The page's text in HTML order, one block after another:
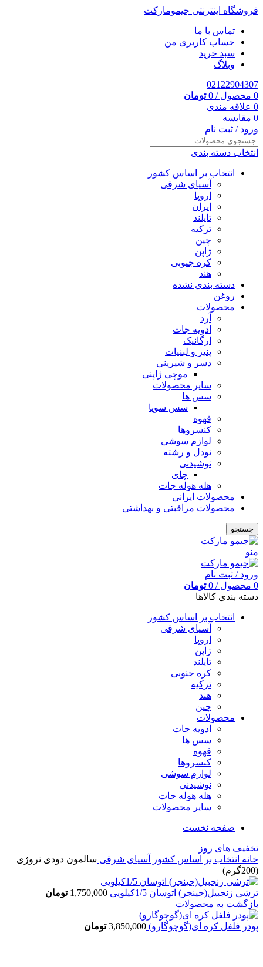
فروشگاه اینترنتی جیمومارکت
تماس با ما
حساب کاربری من
سبد خرید
وبلاگ
02122904307
0 محصول /
0 تومان
0 علاقه مندی
0 مقایسه
ورود / ثبت نام
انتخاب دسته بندی
انتخاب بر اساس کشور
آسیای شرقی
اروپا
ایران
تایلند
ترکیه
چین
ژاپن
کره جنوبی
هند
دسته بندی نشده
روغن
محصولات
آرد
ادویه جات
ارگانیک
پنیر و لبنیات
دسر و شیرینی
موچی ژاپنی
سایر محصولات
سس ها
سس سویا
قهوه
کنسروها
لوازم سوشی
نودل و رشته
نوشیدنی
چای
هله هوله جات
محصولات ایرانی
محصولات مراقبتی و بهداشتی
جستجو
منو
ورود / ثبت نام
0 محصول /
0 تومان
دسته بندی کالاها
انتخاب بر اساس کشور
آسیای شرقی
اروپا
ژاپن
تایلند
کره جنوبی
ترکیه
هند
چین
محصولات
ادویه جات
سس ها
قهوه
کنسروها
لوازم سوشی
نوشیدنی
هله هوله جات
سایر محصولات
صفحه نخست
تخفیف های روز
خانه انتخاب بر اساس کشور آسیای شرقی سالمون دودی نروژی
(200گرم)
ترشی زنجبیل(جینجر) اتوسان 1/5کیلویی 1,750,000 تومان
بازگشت به محصولات
پودر فلفل کره ای(گوچوگارو) 3,850,000 تومان